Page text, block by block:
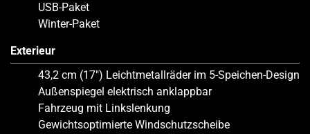
USB-Paket
Winter-Paket
Exterieur
43,2 cm (17″) Leichtmetallräder im 5-Speichen-Design
Außenspiegel elektrisch anklappbar
Fahrzeug mit Linkslenkung
Gewichtsoptimierte Windschutzscheibe